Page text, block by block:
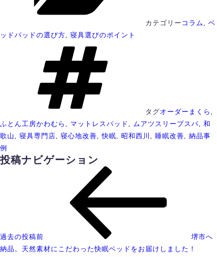
カテゴリー コラム , ベ
ッドパッドの選び方, 寝具選びのポイント
タグオーダーまくら ,
ふとん工房かわむら , マットレスパッド , ムアツスリープスパ, 和
歌山 , 寝具専門店, 寝心地改善,快眠, 昭和西川 , 睡眠改善, 納品事
例
投稿ナビゲーション
過去の投稿前
堺市へ
納品。天然素材にこだわった快眠ベッドをお届けしました！